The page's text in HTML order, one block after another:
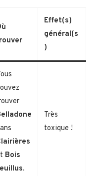
Effet(s)
général(s
)
Bois
.
Très
toxique !